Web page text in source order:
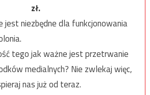
zł.
niezbędne dla funkcjonowania
tego jak ważne jest przetrwanie
medialnych? Nie zwlekaj więc,
nas już od teraz.